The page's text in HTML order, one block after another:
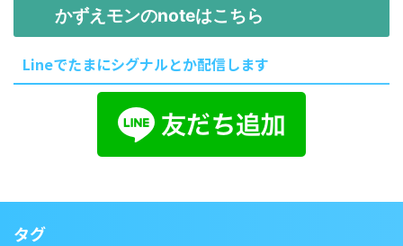
かずえモンのnoteはこちら
Lineでたまにシグナルとか配信します
タグ